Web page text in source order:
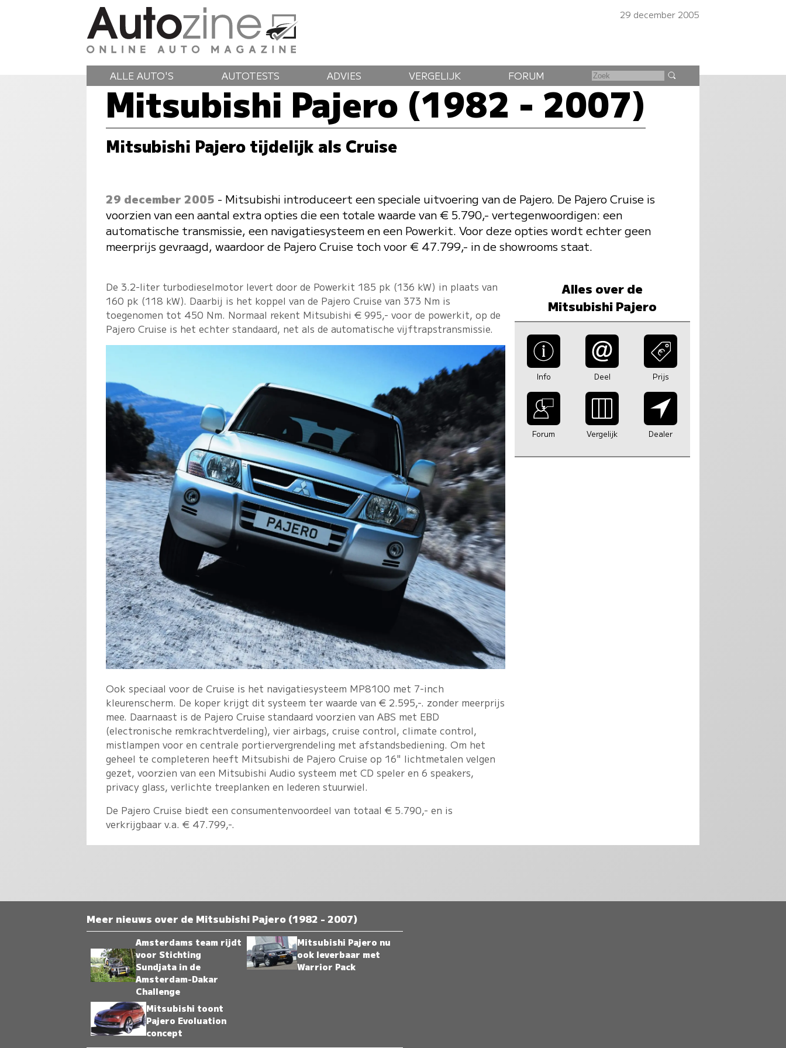
29 december 2005
ALLE AUTO'S AUTOTESTS ADVIES VERGELIJK FORUM
Mitsubishi Pajero (1982 - 2007)
Mitsubishi Pajero tijdelijk als Cruise
29 december 2005 - Mitsubishi introduceert een speciale uitvoering van de Pajero. De Pajero Cruise is
voorzien van een aantal extra opties die een totale waarde van € 5.790,- vertegenwoordigen: een
automatische transmissie, een navigatiesysteem en een Powerkit. Voor deze opties wordt echter geen
meerprijs gevraagd, waardoor de Pajero Cruise toch voor € 47.799,- in de showrooms staat.
De 3.2-liter turbodieselmotor levert door de Powerkit 185 pk (136 kW) in plaats van
160 pk (118 kW). Daarbij is het koppel van de Pajero Cruise van 373 Nm is
toegenomen tot 450 Nm. Normaal rekent Mitsubishi € 995,- voor de powerkit, op de
Pajero Cruise is het echter standaard, net als de automatische vijftrapstransmissie.
Ook speciaal voor de Cruise is het navigatiesysteem MP8100 met 7-inch
kleurenscherm. De koper krijgt dit systeem ter waarde van € 2.595,-. zonder meerprijs
mee. Daarnaast is de Pajero Cruise standaard voorzien van ABS met EBD
(electronische remkrachtverdeling), vier airbags, cruise control, climate control,
mistlampen voor en centrale portiervergrendeling met afstandsbediening. Om het
geheel te completeren heeft Mitsubishi de Pajero Cruise op 16" lichtmetalen velgen
gezet, voorzien van een Mitsubishi Audio systeem met CD speler en 6 speakers,
privacy glass, verlichte treeplanken en lederen stuurwiel.
De Pajero Cruise biedt een consumentenvoordeel van totaal € 5.790,- en is
verkrijgbaar v.a. € 47.799,-.
Alles over de
Mitsubishi Pajero
Info Deel Prijs
Forum Vergelijk Dealer
Meer nieuws over de Mitsubishi Pajero (1982 - 2007)
Amsterdams team rijdt
voor Stichting
Sundjata in de
Amsterdam-Dakar
Challenge
Mitsubishi Pajero nu
ook leverbaar met
Warrior Pack
Mitsubishi toont
Pajero Evoluation
concept